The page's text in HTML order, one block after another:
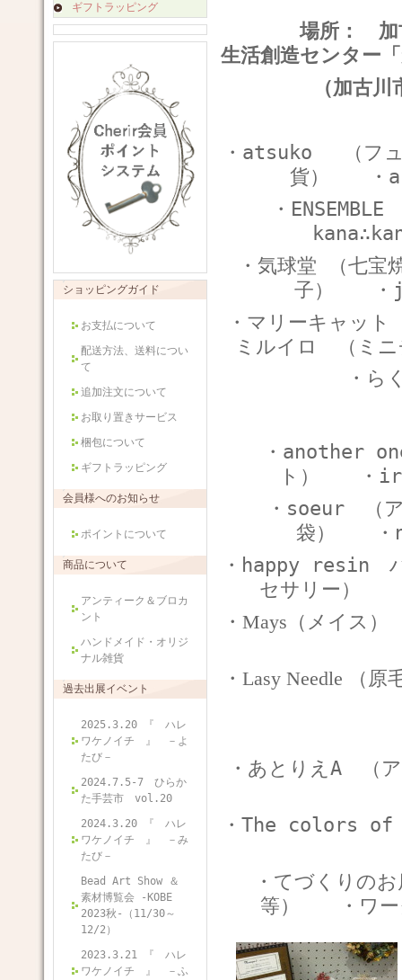
ギフトラッピング
ショッピングガイド
お支払について
配送方法、送料につい
て
追加注文について
お取り置きサービス
梱包について
ギフトラッピング
会員様へのお知らせ
ポイントについて
商品について
アンティーク＆ブロカ
ント
ハンドメイド・オリジ
ナル雑貨
過去出展イベント
2025.3.20 『 ハレ
ワケノイチ 』 －よ
たび－
2024.7.5-7 ひらか
た手芸市 vol.20
2024.3.20 『 ハレ
ワケノイチ 』 －み
たび－
Bead Art Show ＆
素材博覧会 -KOBE
2023秋-（11/30～
12/2）
2023.3.21 『 ハレ
ワケノイチ 』 －ふ
場所：
生活創造センター
（加古
・atsuko （フュ
貨）
・
・気球堂 （七
子）
・マリーキャッ
ミルイロ （ミ
・ら
・another
ト）
・
・soeur （ア
袋）
・happy resin ハ
セサリー）
・Mays（メイス
・Lasy Needle （
・あとりえA （
・The colors of
・てづくりの
等）
・ワ